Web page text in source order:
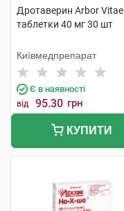
Дротаверин Arbor Vitae
таблетки 40 мг 30 шт
Київмедпрепарат
Є в наявності
від 95.30 грн
КУПИТИ